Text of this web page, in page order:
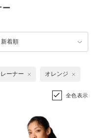
ー
新着順
ーナー オレンジ
全色表示